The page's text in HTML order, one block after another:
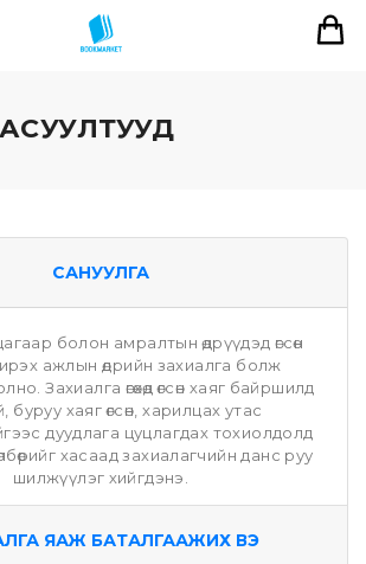
АСУУЛТУУД
САНУУЛГА
болон амралтын өдрүүдэд өгсөн
ажлын өдрийн захиалга болж
Захиалга өгөхөд өгсөн хаяг байршилд
буруу хаяг өгсөн, харилцах утас
дуудлага цуцлагдах тохиолдолд
хасаад захиалагчийн данс руу
шилжүүлэг хийгдэнэ.
ЯАЖ БАТАЛГААЖИХ ВЭ